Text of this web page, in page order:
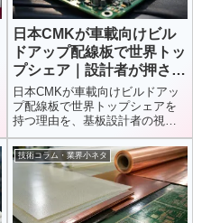
日本CMKが車載向けビル
ドアップ配線板で世界トッ
プシェア｜設計者が押さえ
るべき技術ポイント
日本CMKが車載向けビルドアッ
プ配線板で世界トップシェアを
持つ理由を、基板設計者の視点
で解説。材料選定、Via構造、熱
設計など車載基板の重要ポイン
トを詳しく紹介。
技術コラム・業界小ネタ